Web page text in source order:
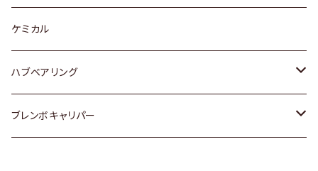
スバル
スバル
スズキ
日産
ダイハツ
ディーデル洗浄添加剤
ケミカル
ハブベアリング
トヨタ
ブレンボキャリパー